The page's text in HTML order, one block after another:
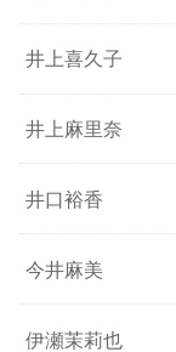
井上喜久子
井上麻里奈
井口裕香
今井麻美
伊瀬茉莉也